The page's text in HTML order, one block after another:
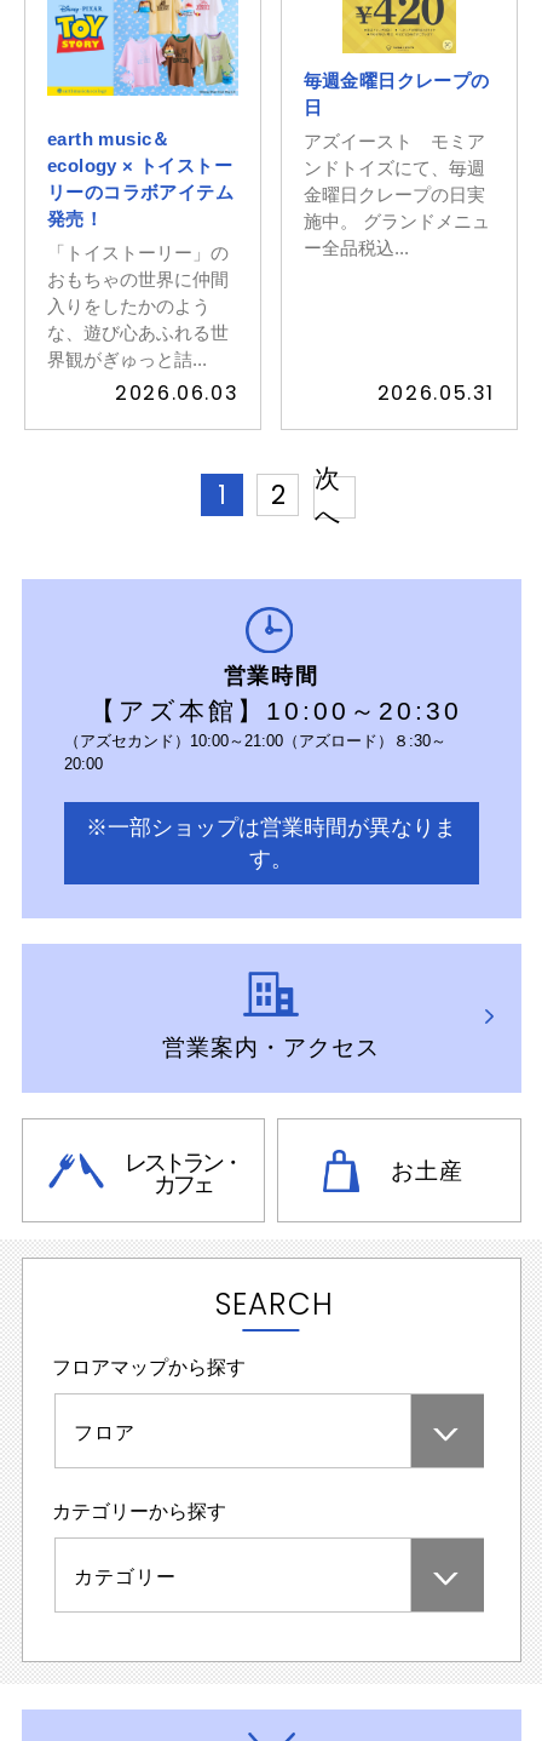
earth music＆
ecology × トイストー
リーのコラボアイテム
発売！
「トイストーリー」の
おもちゃの世界に仲間
入りをしたかのよう
な、遊び心あふれる世
界観がぎゅっと詰...
2026.06.03
毎週金曜日クレープの
日
アズイースト モミア
ンドトイズにて、毎週
金曜日クレープの日実
施中。 グランドメニュ
ー全品税込...
2026.05.31
1 2
次
へ
営業時間
【アズ本館】10:00～20:30
（アズセカンド）10:00～21:00（アズロード）８:30～
20:00
※一部ショップは営業時間が異なりま
す。
営業案内・アクセス
レストラン・
カフェ
お土産
SEARCH
フロアマップから探す
フロア
カテゴリーから探す
カテゴリー